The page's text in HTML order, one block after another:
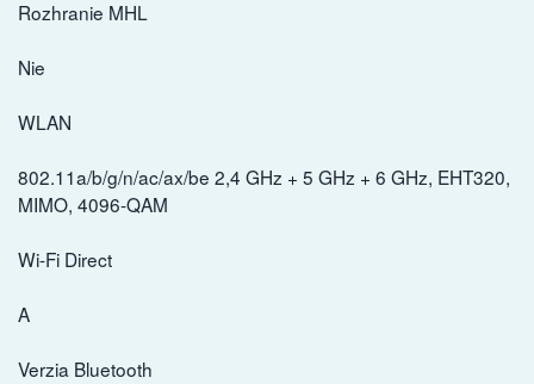
Rozhranie MHL
Nie
WLAN
802.11a/b/g/n/ac/ax/be 2,4 GHz + 5 GHz + 6 GHz, EHT320,
MIMO, 4096-QAM
Wi-Fi Direct
A
Verzia Bluetooth